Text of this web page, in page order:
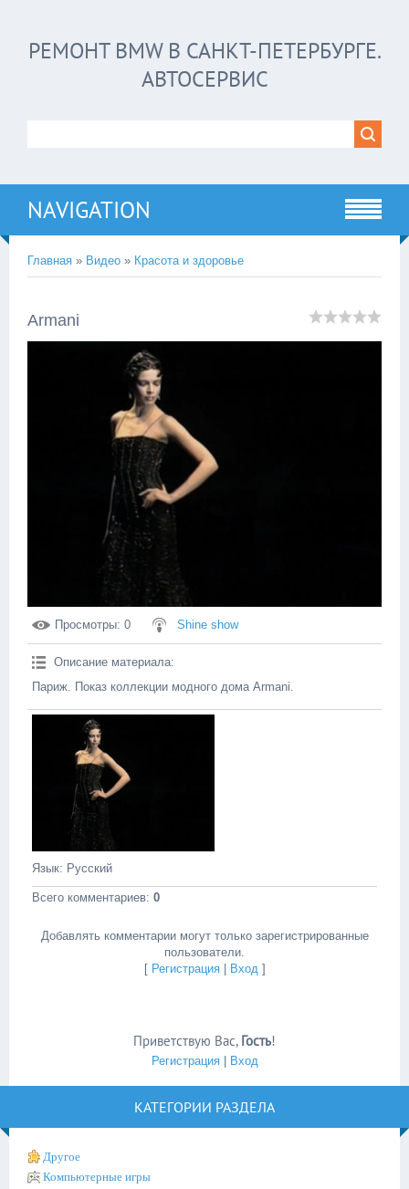
РЕМОНТ BMW В САНКТ-ПЕТЕРБУРГЕ.
АВТОСЕРВИС
NAVIGATION
Главная » Видео » Красота и здоровье
Armani
Просмотры: 0 Shine show
Описание материала:
Париж. Показ коллекции модного дома Armani.
Язык: Русский
Всего комментариев: 0
Добавлять комментарии могут только зарегистрированные
пользователи.
[ Регистрация| Вход]
Приветствую Вас, Гость!
Регистрация| Вход
КАТЕГОРИИ РАЗДЕЛА
Другое
Компьютерные игры